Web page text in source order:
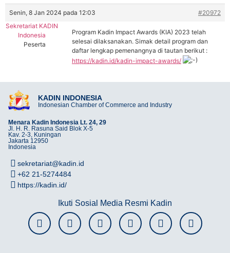
Senin, 8 Jan 2024 pada 12:03
#20972
Sekretariat KADIN
Indonesia
Peserta
Program Kadin Impact Awards (KIA) 2023 telah
selesai dilaksanakan. Simak detail program dan
daftar lengkap pemenangnya di tautan berikut :
https://kadin.id/kadin-impact-awards/
KADIN INDONESIA
Indonesian Chamber of Commerce and Industry
Menara Kadin Indonesia Lt. 24, 29
Jl. H. R. Rasuna Said Blok X-5
Kav. 2-3, Kuningan
Jakarta 12950
Indonesia
sekretariat@kadin.id
+62 21-5274484
https://kadin.id/
Ikuti Sosial Media Resmi Kadin